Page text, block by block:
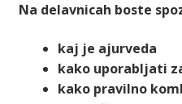
Na delavnicah boste
kaj je ajurveda
kako uporabljati
kako pravilno